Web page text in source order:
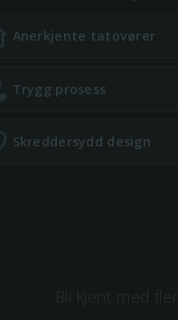
Anerkjente tatovører
Trygg prosess
Skreddersydd design
Bli kjent med flere